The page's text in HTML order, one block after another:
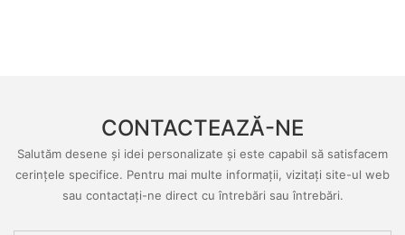
CONTACTEAZĂ-NE
Salutăm desene și idei personalizate și este capabil să satisfacem
cerințele specifice. Pentru mai multe informații, vizitați site-ul web
sau contactați-ne direct cu întrebări sau întrebări.